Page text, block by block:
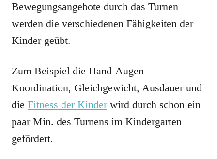
Bewegungsangebote durch das Turnen
werden die verschiedenen Fähigkeiten der
Kinder geübt.
Zum Beispiel die Hand-Augen-
Koordination, Gleichgewicht, Ausdauer und
die Fitness der Kinderwird durch schon ein
paar Min. des Turnens im Kindergarten
gefördert.